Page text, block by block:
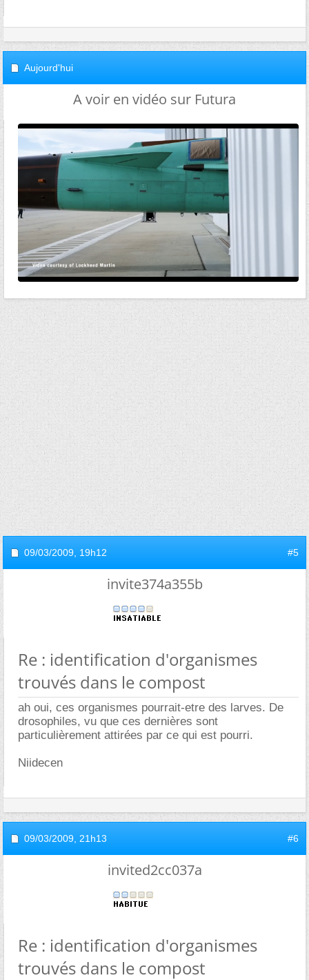
Aujourd'hui
A voir en vidéo sur Futura
09/03/2009, 19h12 #5
invite374a355b
Re : identification d'organismes
trouvés dans le compost
ah oui, ces organismes pourrait-etre des larves. De
drosophiles, vu que ces dernières sont
particulièrement attirées par ce qui est pourri.
Niidecen
09/03/2009, 21h13 #6
invited2cc037a
Re : identification d'organismes
trouvés dans le compost